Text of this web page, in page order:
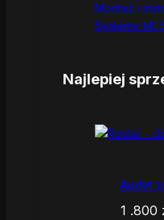
Montaż i
Systemy
Najlepiej
Audyt
1 .800